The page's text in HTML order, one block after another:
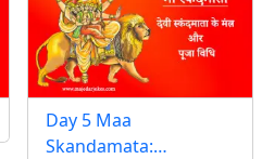
Day 5 Maa
Skandamata:…